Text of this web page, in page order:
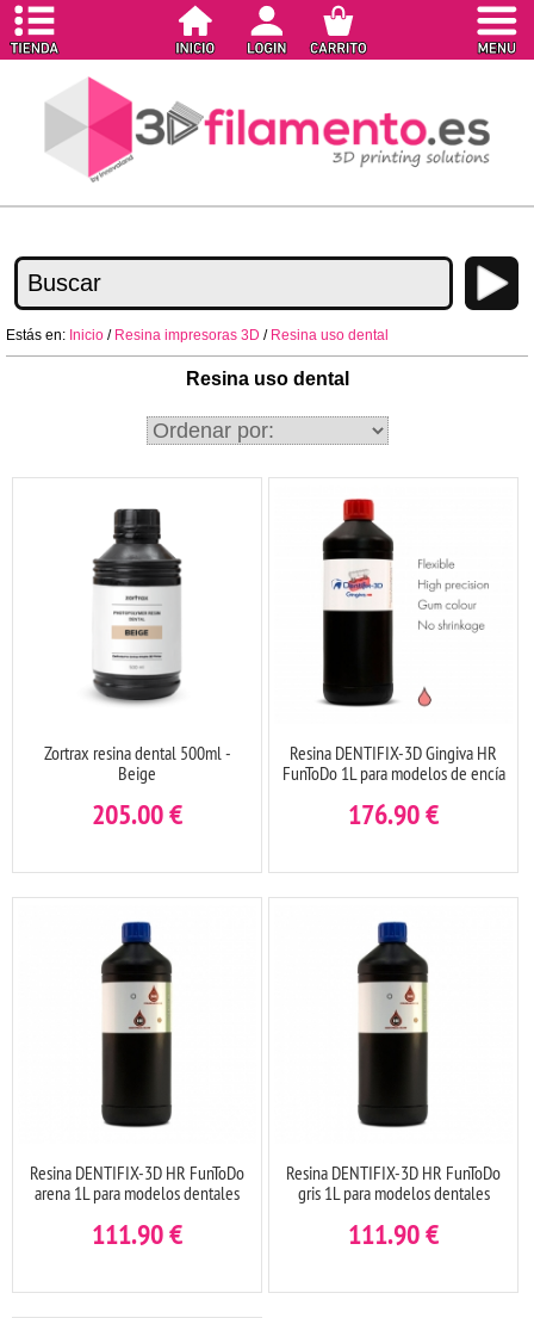
Estás en: Inicio / Resina impresoras 3D / Resina uso dental
Resina uso dental
Zortrax resina dental 500ml -
Beige
205.00€
Resina DENTIFIX-3D Gingiva HR
FunToDo 1L para modelos de encía
176.90€
Resina DENTIFIX-3D HR FunToDo
arena 1L para modelos dentales
111.90€
Resina DENTIFIX-3D HR FunToDo
gris 1L para modelos dentales
111.90€